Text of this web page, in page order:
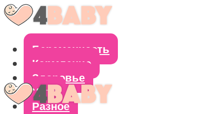
Беременность
Кормление
Здоровье
Уход
Разное